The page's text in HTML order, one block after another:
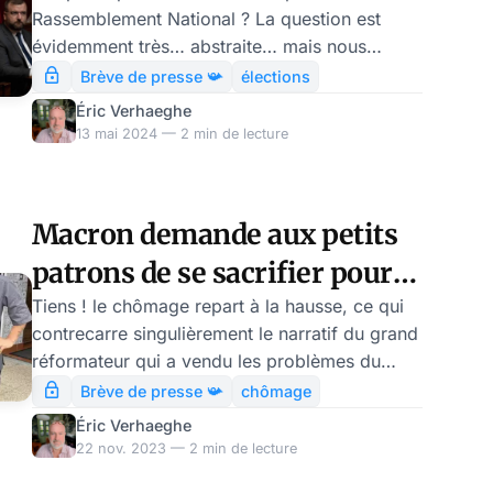
Rassemblement National ? La question est
évidemment très… abstraite… mais nous
aimerions donner quelques compléments
d’information à l’appui des résultats d’un
sondage qui vient de sortir ce sujet. Dans la
temps, issu des rangs de la fonction publique
et parfaitement ignorant de la vie d’une
entreprise, puis de Jean-Philippe Tanguy
Brève de presse 📯
élections
Éric Verhaeghe
13 mai 2024 — 2 min de lecture
Macron demande aux petits
patrons de se sacrifier pour
les bureaucrates
Tiens ! le chômage repart à la hausse, ce qui
contrecarre singulièrement le narratif du grand
réformateur qui a vendu les problèmes du
pays grâce à des mesures impopulaires mais
efficaces. Donc, Macron se fâche et demande
désormais aux patrons, et spécialement aux
Brève de presse 📯
chômage
Éric Verhaeghe
22 nov. 2023 — 2 min de lecture